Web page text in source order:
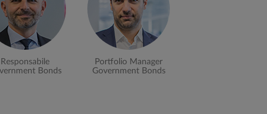
si realizza con un’attività di selezione dei titoli in portafoglio
di riferimento. Tale approccio prevede:
economicofinanziario volta ad individuare ed anticipare i
Responsabile
Bonds
Portfolio Manager
Government Bonds